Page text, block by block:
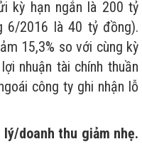
kỳ hạn ngắn là 200 tỷ
6/2016 là 40 tỷ đồng).
15,3% so với cùng kỳ
nhuận tài chính thuần
công ty ghi nhận lỗ
doanh thu giảm nhẹ.